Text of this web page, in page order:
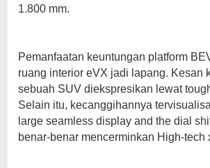
1.800 mm.
Pemanfaatan keuntungan platform
ruang interior eVX jadi lapang. Kesan
sebuah SUV diekspresikan lewat
Selain itu, kecanggihannya
large seamless display and the dial
benar-benar mencerminkan High-tech